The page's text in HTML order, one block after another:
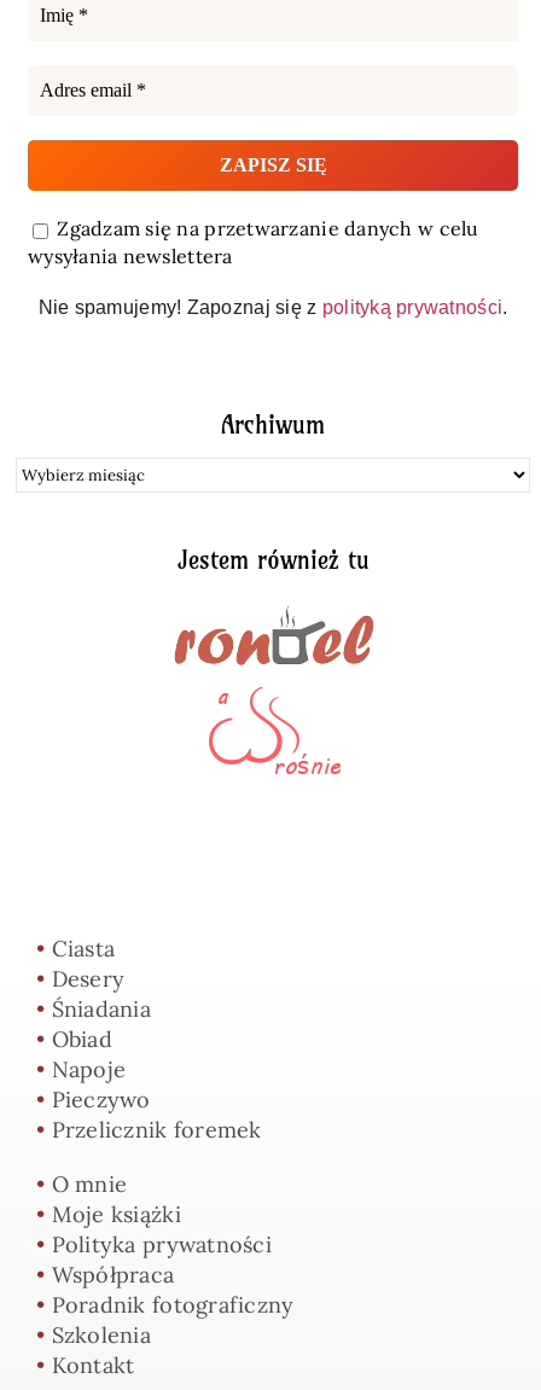
Zgadzam się na przetwarzanie danych w celu
wysyłania newslettera
Nie spamujemy! Zapoznaj się z polityką prywatności.
Archiwum
Archiwum
Jestem również tu
• Ciasta
• Desery
• Śniadania
• Obiad
• Napoje
• Pieczywo
• Przelicznik foremek
• O mnie
• Moje książki
• Polityka prywatności
• Współpraca
• Poradnik fotograficzny
• Szkolenia
• Kontakt